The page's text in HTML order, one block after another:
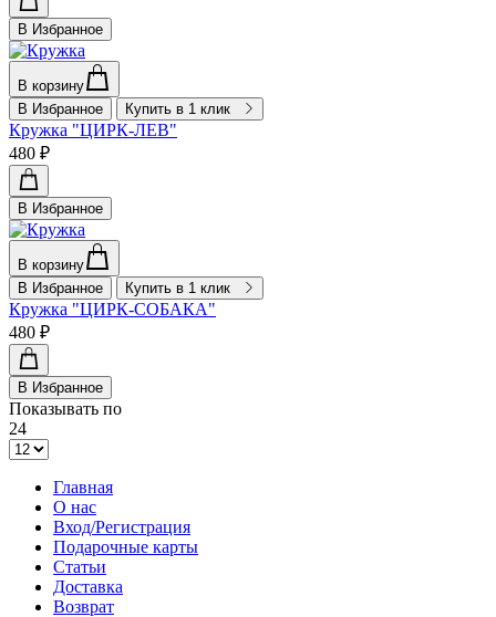
В Избранное
В корзину
В Избранное
Купить в 1 клик
Кружка "ЦИРК-ЛЕВ"
480 ₽
В Избранное
В корзину
В Избранное
Купить в 1 клик
Кружка "ЦИРК-СОБАКА"
480 ₽
В Избранное
Показывать по
24
Главная
О нас
Вход/Регистрация
Подарочные карты
Статьи
Доставка
Возврат